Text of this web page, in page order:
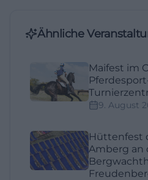
Ähnliche
Maifest im
9. August
Hüttenfest
Amberg an